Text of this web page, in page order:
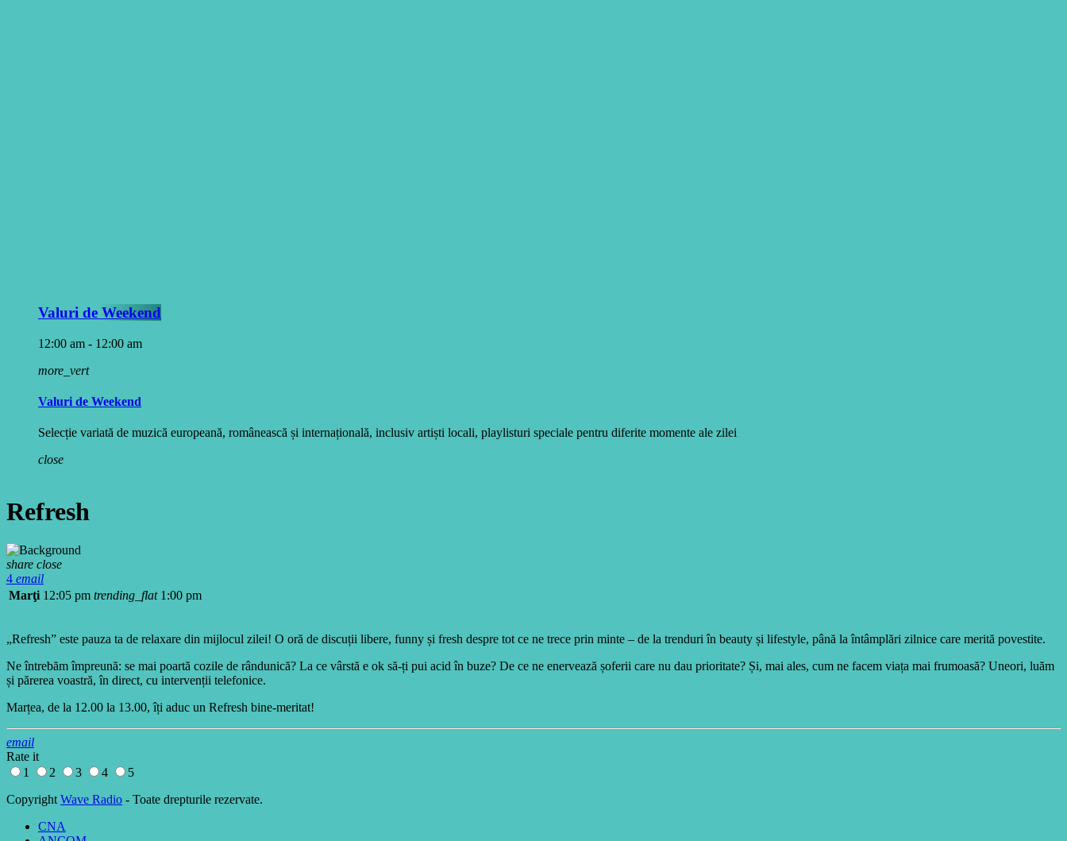
Valuri de Weekend
12:00 am - 12:00 am
more_vert
Valuri de Weekend
Selecție variată de muzică europeană, românească și internațională, inclusiv artiști locali, playlisturi speciale pentru diferite momente ale zilei
close
Refresh
share close
4 email
Marţi 12:05 pm trending_flat 1:00 pm
„Refresh” este pauza ta de relaxare din mijlocul zilei! O oră de discuții libere, funny și fresh despre tot ce ne trece prin minte – de la trenduri în beauty și lifestyle, până la întâmplări zilnice care merită povestite.
Ne întrebăm împreună: se mai poartă cozile de rândunică? La ce vârstă e ok să-ți pui acid în buze? De ce ne enervează șoferii care nu dau prioritate? Și, mai ales, cum ne facem viața mai frumoasă? Uneori, luăm
și părerea voastră, în direct, cu intervenții telefonice.
Marțea, de la 12.00 la 13.00, îți aduc un Refresh bine-meritat!
email
Rate it
1
2 3 4
5
Copyright Wave Radio - Toate drepturile rezervate.
CNA